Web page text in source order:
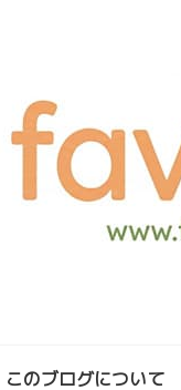
このブログについて